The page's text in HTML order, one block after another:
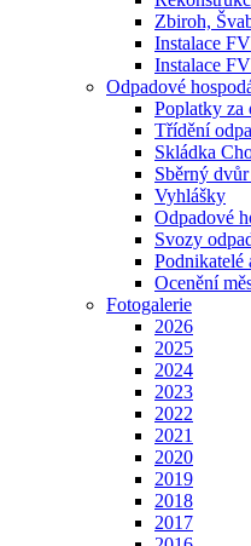
Zbiroh,
Instalace
Instalace
Odpadové
Poplatky za
Třídění
Skládka
Sběrný
Vyhlášky
Odpadové
Svozy
Podnikatelé
Ocenění
Fotogalerie
2026
2025
2024
2023
2022
2021
2020
2019
2018
2017